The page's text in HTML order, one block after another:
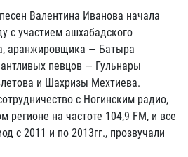
Валентина Иванова начала
с участием ашхабадского
аранжировщика — Батыра
певцов — Гульнары
и Шахризы Мехтиева.
с Ногинским радио,
на частоте 104,9 FM, и все
с 2011 и по 2013гг., прозвучали